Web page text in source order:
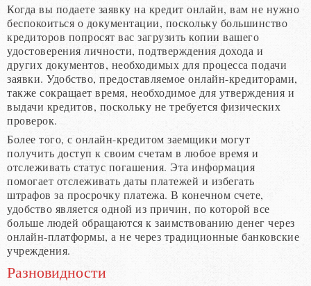
Когда вы подаете заявку на кредит онлайн, вам не нужно
беспокоиться о документации, поскольку большинство
кредиторов попросят вас загрузить копии вашего
удостоверения личности, подтверждения дохода и
других документов, необходимых для процесса подачи
заявки. Удобство, предоставляемое онлайн-кредиторами,
также сокращает время, необходимое для утверждения и
выдачи кредитов, поскольку не требуется физических
проверок.
Более того, с онлайн-кредитом заемщики могут
получить доступ к своим счетам в любое время и
отслеживать статус погашения. Эта информация
помогает отслеживать даты платежей и избегать
штрафов за просрочку платежа. В конечном счете,
удобство является одной из причин, по которой все
больше людей обращаются к заимствованию денег через
онлайн-платформы, а не через традиционные банковские
учреждения.
Разновидности